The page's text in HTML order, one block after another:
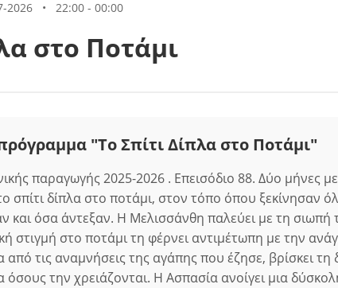
2026 • 22:00 - 00:00
στο Ποτάμι
"Το Σπίτι Δίπλα στο Ποτάμι"
παραγωγής 2025-2026 . Επεισόδιο 88. Δύο μήνες
σπίτι δίπλα στο ποτάμι, στον τόπο όπου ξεκίνησαν
και όσα άντεξαν. Η Μελισσάνθη παλεύει με τη σιωπή
στιγμή στο ποτάμι τη φέρνει αντιμέτωπη με την
από τις αναμνήσεις της αγάπης που έζησε, βρίσκει
όσους την χρειάζονται. Η Ασπασία ανοίγει μια